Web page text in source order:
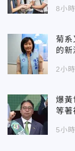
8小
菊系
的新
2小
爆黃
等著
5小